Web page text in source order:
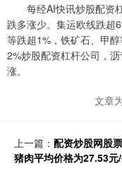
每经AI快讯炒股配资杠
跌多涨少。集运欧线跌超
等跌超1%，铁矿石、甲
2%炒股配资杠杆公司，
涨。
文章
上一篇： 配资炒股网股
猪肉平均价格为27.53